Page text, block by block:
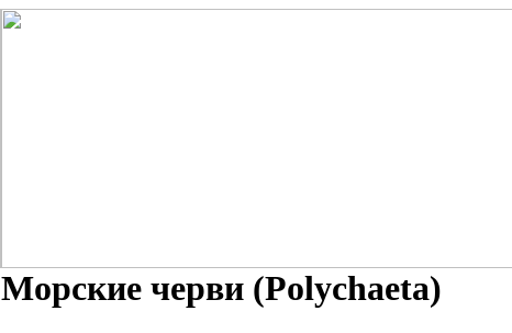
Морские черви (Polychaeta)